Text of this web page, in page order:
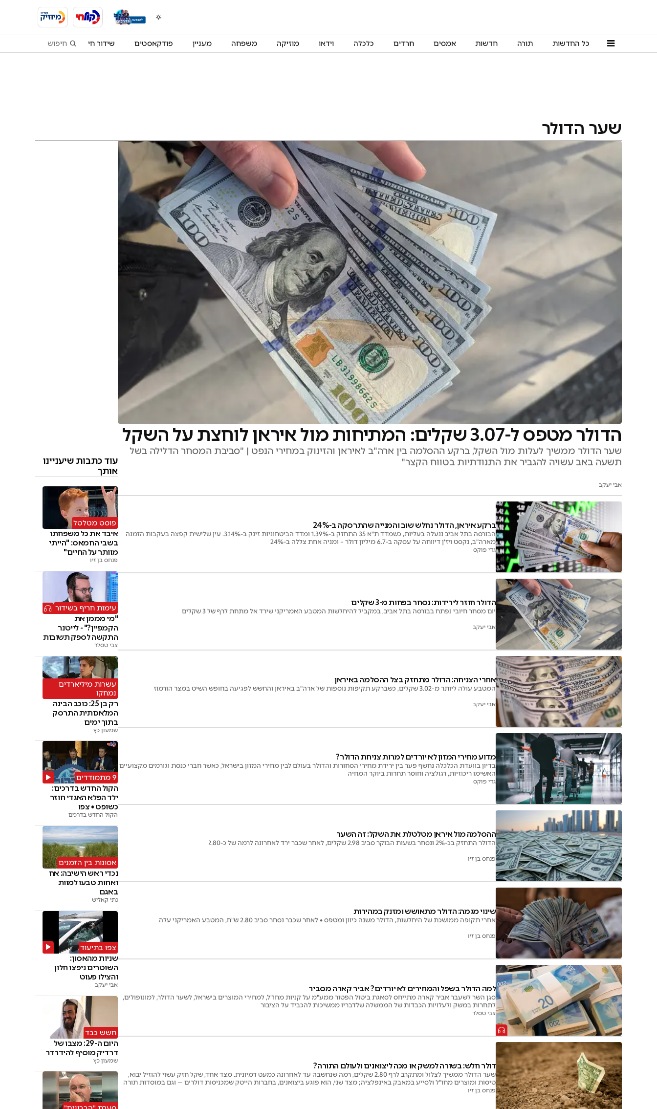
כל החדשות תורה חדשות אמסים חרדים כלכלה וידאו מוזיקה משפחה מעניין פודקאסטים שידור חי
שער הדולר
הדולר מטפס ל-3.07 שקלים: המתיחות מול איראן לוחצת על השקל
שער הדולר ממשיך לעלות מול השקל, ברקע ההסלמה בין ארה"ב לאיראן והזינוק במחירי הנפט | "סביבת המסחר הדלילה בשל
תשעה באב עשויה להגביר את התנודתיות בטווח הקצר"
אבי יעקב
ברקע איראן, הדולר נחלש שוב והמנייה שהתרסקה ב-24%
הבורסה בתל אביב ננעלה בעליות, כשמדד ת"א 35 התחזק ב-1.39% ומדד הביטחוניות זינק ב-3.14%. עין שלישית קפצה בעקבות הזמנה
מארה"ב, נקסט ויז'ן דיווחה על עסקה ב-6.7 מיליון דולר – ומניה אחת צללה ב-24%
גדי פוקס
הדולר חוזר לירידות: נסחר בפחות מ-3 שקלים
יום מסחר חיובי נפתח בבורסה בתל אביב, במקביל להיחלשות המטבע האמריקני שירד אל מתחת לרף של 3 שקלים
אבי יעקב
אחרי הצניחה: הדולר מתחזק בצל ההסלמה באיראן
המטבע עולה ליותר מ-3.02 שקלים, כשברקע תקיפות נוספות של ארה"ב באיראן והחשש לפגיעה בחופש השיט במצר הורמוז
אבי יעקב
מדוע מחירי המזון לא יורדים למרות צניחת הדולר?
בדיון בוועדת הכלכלה נחשף פער בין ירידת מחירי הסחורות והדולר בעולם לבין מחירי המזון בישראל, כאשר חברי כנסת וגורמים מקצועיים
האשימו ריכוזיות, רגולציה וחוסר תחרות ביוקר המחיה
גדי פוקס
ההסלמה מול איראן מטלטלת את השקל: זה השער
הדולר התחזק בכ-2% ונסחר בשעות הבוקר סביב 2.98 שקלים, לאחר שכבר ירד לאחרונה לרמה של כ-2.80
פנחס בן זיו
שינוי מגמה: הדולר מתאושש ומזנק במהירות
אחרי תקופה ממושכת של היחלשות, הדולר משנה כיוון ומטפס • לאחר שכבר נסחר סביב 2.80 ש"ח, המטבע האמריקני עלה
פנחס בן זיו
למה הדולר בשפל והמחירים לא יורדים? אביר קארה מסביר
סגן השר לשעבר אביר קארה מתייחס לסאגת ביטול הפטור ממע"מ על קניות מחו"ל, למחירי המוצרים בישראל, לשער הדולר, למונופולים,
לתחרות במשק ולעלויות הכבדות של הממשלה שלדבריו ממשיכות להכביד על הציבור
צבי טסלר
דולר חלש: בשורה למשק או מכה ליצואנים ולעולם התורה?
שער הדולר ממשיך לצלול ומתקרב לרף 2.80 שקלים, רמה שנחשבה עד לאחרונה כמעט דמיונית. מצד אחד, שקל חזק עשוי להוזיל יבוא,
טיסות ומוצרים מחו"ל ולסייע במאבק באינפלציה; מצד שני, הוא פוגע ביצואנים, בחברות הייטק שמכניסות דולרים — וגם במוסדות תורה
וחינוך הנשענים על תרומות מחו"ל
פנחס בן זיו
עוד כתבות שיעניינו
אותך
פוסט מטלטל
איבד את כל משפחתו
בשבי החמאס: "הייתי
מוותר על החיים"
פנחס בן זיו
עימות חריף בשידור
"מי מממן את
הקמפיין?" - לייטנר
התקשה לספק תשובות
צבי טסלר
עשרות מיליארדים
נמחקו
רק בן 25: כוכב הבינה
המלאכותית התרסק
בתוך ימים
שמעון כץ
9 מתמודדים
הקול החדש בדרכים:
ילד הפלא האגדי חוזר
כשופט • צפו
הקול החדש בדרכים
אסונות בין הזמנים
נכדי ראש הישיבה: אח
ואחות טבעו למוות
באגם
נתי קאליש
צפו בתיעוד
שניות מהאסון:
השוטרים ניפצו חלון
והצילו פעוט
אבי יעקב
חשש כבד
היום ה-29: מצבו של
דרדיק מוסיף להידרדר
שמעון כץ